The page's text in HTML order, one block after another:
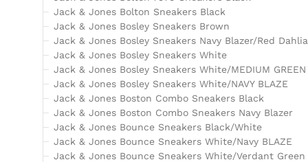
Jack & Jones Bolton Sneakers Black
Jack & Jones Bosley Sneakers Brown
Jack & Jones Bosley Sneakers Navy Blazer/Red Dahlia
Jack & Jones Bosley Sneakers White
Jack & Jones Bosley Sneakers White/MEDIUM GREEN
Jack & Jones Bosley Sneakers White/NAVY BLAZE
Jack & Jones Boston Combo Sneakers Black
Jack & Jones Boston Combo Sneakers Navy Blazer
Jack & Jones Bounce Sneakers Black/White
Jack & Jones Bounce Sneakers White/Navy BLAZE
Jack & Jones Bounce Sneakers White/Verdant Green